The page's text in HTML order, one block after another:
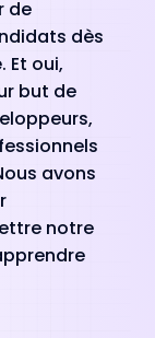
de
dès
. Et oui,
but de
avons
notre